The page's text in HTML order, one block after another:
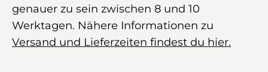
genauer zu sein zwischen 8 und 10
Werktagen. Nähere Informationen zu
Versand und Lieferzeiten findest du hier.